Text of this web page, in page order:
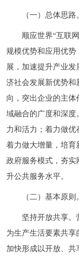
（一）总体思路
顺应世界“互联网
规模优势和应用优势
展，加速提升产业
济社会发展新优势和
向，突出企业的主
域融合的广度和深
力和活力；着力做优
着力做大增量，培
政府服务模式，夯实
升公共服务水平。
（二）基本原则
坚持开放共享。
为生产生活要素共享
加快形成以开放、共